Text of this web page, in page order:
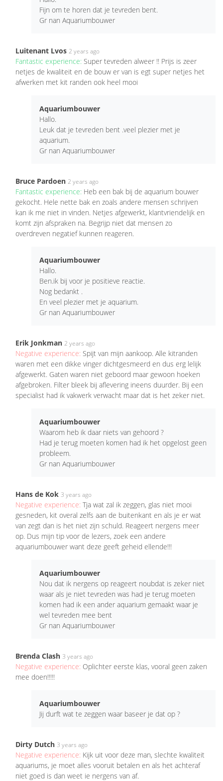
Fijn om te horen dat je tevreden bent.
Gr nan Aquariumbouwer
Luitenant Lvos 2 years ago
Fantastic experience: Super tevreden alweer !! Prijs is zeer
netjes de kwaliteit en de bouw er van is egt super netjes het
afwerken met kit randen ook heel mooi
Aquariumbouwer
Hallo.
Leuk dat je tevreden bent .veel plezier met je
aquarium.
Gr nan Aquariumbouwer
Bruce Pardoen 2 years ago
Fantastic experience: Heb een bak bij de aquarium bouwer
gekocht. Hele nette bak en zoals andere mensen schrijven
kan ik me niet in vinden. Netjes afgewerkt, klantvriendelijk en
komt zijn afspraken na. Begrijp niet dat mensen zo
overdreven negatief kunnen reageren.
Aquariumbouwer
Hallo.
Ben.ik bij voor je positieve reactie.
Nog bedankt .
En veel plezier met je aquarium.
Gr nan Aquariumbouwer
Erik Jonkman 2 years ago
Negative experience: Spijt van mijn aankoop. Alle kitranden
waren met een dikke vinger dichtgesmeerd en dus erg lelijk
afgewerkt. Gaten waren niet geboord maar gewoon hoeken
afgebroken. Filter bleek bij aflevering ineens duurder. Bij een
specialist had ik vakwerk verwacht maar dat is het zeker niet.
Aquariumbouwer
Waarom heb ik daar niets van gehoord ?
Had je terug moeten komen had ik het opgelost geen
probleem.
Gr nan Aquariumbouwer
Hans de Kok 3 years ago
Negative experience: Tja wat zal ik zeggen, glas niet mooi
gesneden, kit overal zelfs aan de buitenkant en als je er wat
van zegt dan is het niet zijn schuld. Reageert nergens meer
op. Dus mijn tip voor de lezers, zoek een andere
aquariumbouwer want deze geeft geheid ellende!!!
Aquariumbouwer
Nou dat ik nergens op reageert noubdat is zeker niet
waar als je niet tevreden was had je terug moeten
komen had ik een ander aquarium gemaakt waar je
wel tevreden mee bent
Gr nan Aquariumbouwer
Brenda Clash 3 years ago
Negative experience: Oplichter eerste klas, vooral geen zaken
mee doen!!!!!
Aquariumbouwer
Jij durft wat te zeggen waar baseer je dat op ?
Dirty Dutch 3 years ago
Negative experience: Kijk uit voor deze man, slechte kwaliteit
aquariums, je moet alles vooruit betalen en als het achteraf
niet goed is dan weet ie nergens van af.